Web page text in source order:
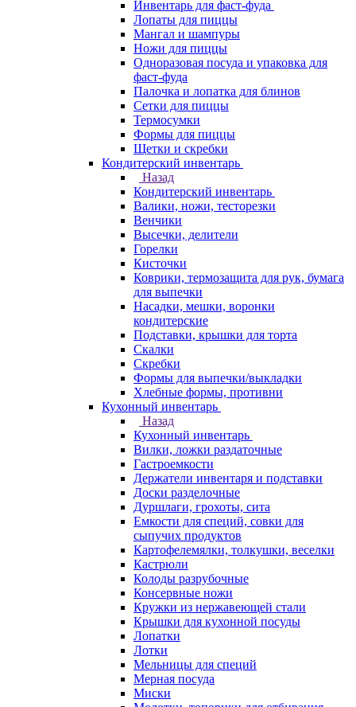
Инвентарь для фаст-фуда
Лопаты для пиццы
Мангал и шампуры
Ножи для пиццы
Одноразовая посуда и упаковка для
фаст-фуда
Палочка и лопатка для блинов
Сетки для пиццы
Термосумки
Формы для пиццы
Щетки и скребки
Кондитерский инвентарь
Назад
Кондитерский инвентарь
Валики, ножи, тесторезки
Венчики
Высечки, делители
Горелки
Кисточки
Коврики, термозащита для рук, бумага
для выпечки
Насадки, мешки, воронки
кондитерские
Подставки, крышки для торта
Скалки
Скребки
Формы для выпечки/выкладки
Хлебные формы, противни
Кухонный инвентарь
Назад
Кухонный инвентарь
Вилки, ложки раздаточные
Гастроемкости
Держатели инвентаря и подставки
Доски разделочные
Дуршлаги, грохоты, сита
Емкости для специй, совки для
сыпучих продуктов
Картофелемялки, толкушки, веселки
Кастрюли
Колоды разрубочные
Консервные ножи
Кружки из нержавеющей стали
Крышки для кухонной посуды
Лопатки
Лотки
Мельницы для специй
Мерная посуда
Миски